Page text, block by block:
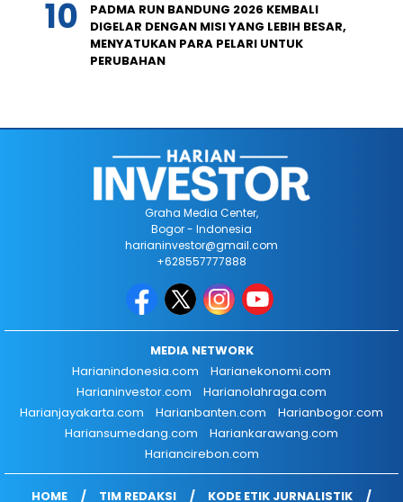
PADMA RUN BANDUNG 2026 KEMBALI
DIGELAR DENGAN MISI YANG LEBIH BESAR,
MENYATUKAN PARA PELARI UNTUK
PERUBAHAN
Graha Media Center,
Bogor - Indonesia
harianinvestor@gmail.com
+628557777888
MEDIA NETWORK
Harianindonesia.com
Harianekonomi.com
Harianinvestor.com
Harianolahraga.com
Harianjayakarta.com
Harianbanten.com
Harianbogor.com
Hariansumedang.com
Hariankarawang.com
Hariancirebon.com
HOME TIM REDAKSI KODE ETIK JURNALISTIK